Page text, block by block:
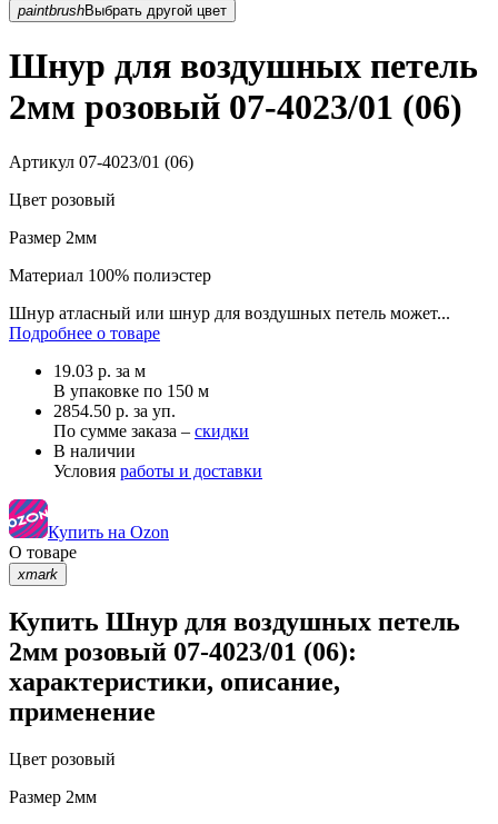
paintbrush Выбрать другой цвет
Шнур для воздушных петель
2мм розовый 07-4023/01 (06)
Артикул 07-4023/01 (06)
Цвет розовый
Размер 2мм
Материал 100% полиэстер
Шнур атласный или шнур для воздушных петель может...
Подробнее о товаре
19.03 р. за м
В упаковке по 150 м
2854.50 р. за уп.
По сумме заказа – скидки
В наличии
Условия работы и доставки
Купить на Ozon
О товаре
xmark
Купить Шнур для воздушных петель
2мм розовый 07-4023/01 (06):
характеристики, описание,
применение
Цвет розовый
Размер 2мм